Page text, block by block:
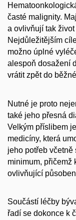
časté malignity.
a ovlivňují tak
Nejdůležitějším
možno úplné
alespoň dosažení
vrátit zpět do
Nutné je proto
také jeho přesná
Velkým příslibem
medicíny, která
jeho potřeb
minimum, přičemž
ovlivňující
Součástí léčby
řadí se dokonce k